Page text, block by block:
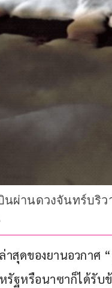
นผ่านดวงจันทร์บริ
าสุดของยานอวกาศ
รัฐหรือนาซาก็ได้รับ